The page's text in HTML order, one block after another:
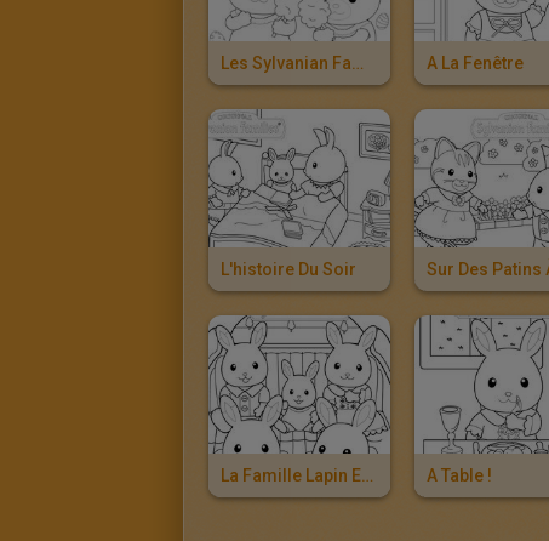
Les Sylvanian Families Fêtent Pâques A La Fenêtre
L'histoire Du Soir
La Famille Lapin En Voiture A Table !